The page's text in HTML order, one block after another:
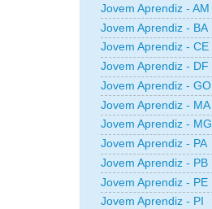
Jovem Aprendiz - AM
Jovem Aprendiz - BA
Jovem Aprendiz - CE
Jovem Aprendiz - DF
Jovem Aprendiz - GO
Jovem Aprendiz - MA
Jovem Aprendiz - MG
Jovem Aprendiz - PA
Jovem Aprendiz - PB
Jovem Aprendiz - PE
Jovem Aprendiz - PI